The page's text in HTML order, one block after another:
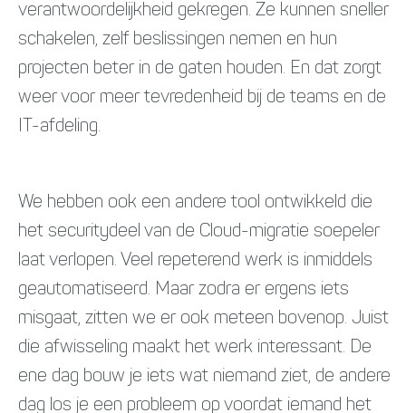
verantwoordelijkheid gekregen. Ze kunnen sneller
schakelen, zelf beslissingen nemen en hun
projecten beter in de gaten houden. En dat zorgt
weer voor meer tevredenheid bij de teams en de
IT-afdeling.
We hebben ook een andere tool ontwikkeld die
het securitydeel van de Cloud-migratie soepeler
laat verlopen. Veel repeterend werk is inmiddels
geautomatiseerd. Maar zodra er ergens iets
misgaat, zitten we er ook meteen bovenop. Juist
die afwisseling maakt het werk interessant. De
ene dag bouw je iets wat niemand ziet, de andere
dag los je een probleem op voordat iemand het